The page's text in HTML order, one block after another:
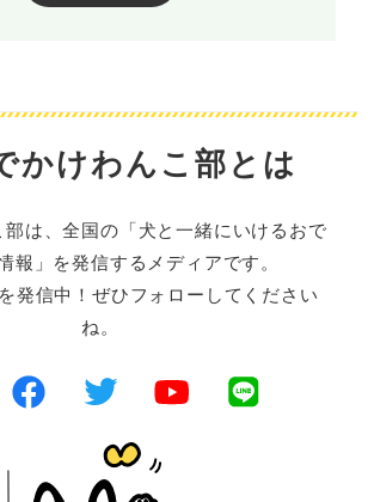
かけわんこ部とは
部は、全国の「犬と一緒にいけるおで
報」を発信するメディアです。
発信中！ぜひフォローしてください
ね。